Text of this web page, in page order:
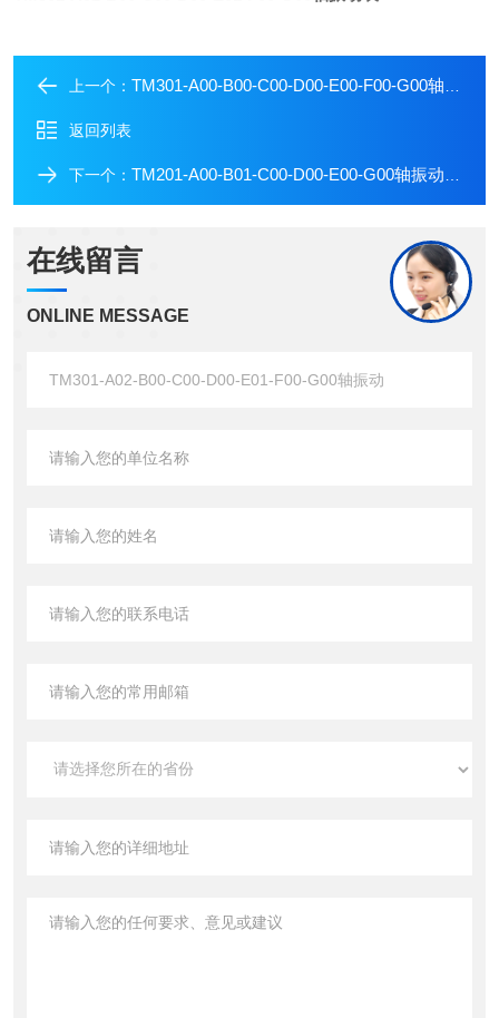
上一个： TM301-A00-B00-C00-D00-E00-F00-G00轴位置
返回列表
下一个： TM201-A00-B01-C00-D00-E00-G00轴振动保护
在线留言
ONLINE MESSAGE